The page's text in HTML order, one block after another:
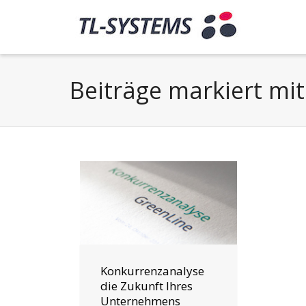
Beiträge markiert mit
Konkurrenzanalyse
die Zukunft Ihres
Unternehmens